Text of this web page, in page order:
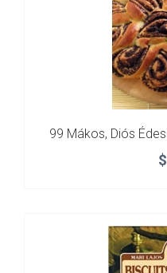
99 Mákos, Diós
$